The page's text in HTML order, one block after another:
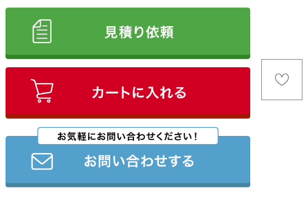
ブラック
ピンク
ブルー
グリーン